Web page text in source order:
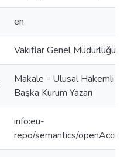
en
Vakıflar Genel Müdürlüğü
Makale - Ulusal Hakemli
Başka Kurum Yazarı
info:eu-
repo/semantics/